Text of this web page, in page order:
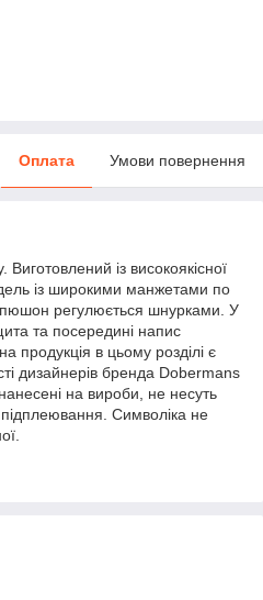
Оплата Умови повернення
із високоякісної
із широкими манжетами по
регулюється шнурками. У
та посередині напис
продукція в цьому розділі є
дизайнерів бренда Dobermans
на вироби, не несуть
підплеювання. Символіка не